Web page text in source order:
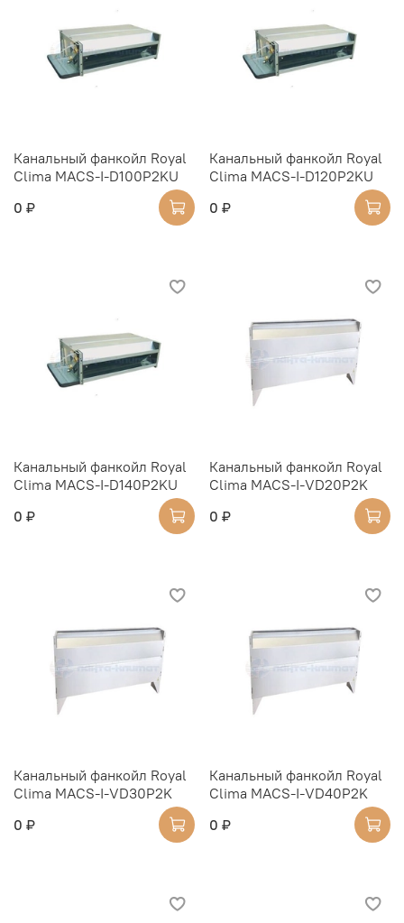
Канальный фанкойл Royal
Clima MACS-I-D100P2KU
0 ₽
Канальный фанкойл Royal
Clima MACS-I-D120P2KU
0 ₽
Канальный фанкойл Royal
Clima MACS-I-D140P2KU
0 ₽
Канальный фанкойл Royal
Clima MACS-I-VD20P2K
0 ₽
Канальный фанкойл Royal
Clima MACS-I-VD30P2K
0 ₽
Канальный фанкойл Royal
Clima MACS-I-VD40P2K
0 ₽